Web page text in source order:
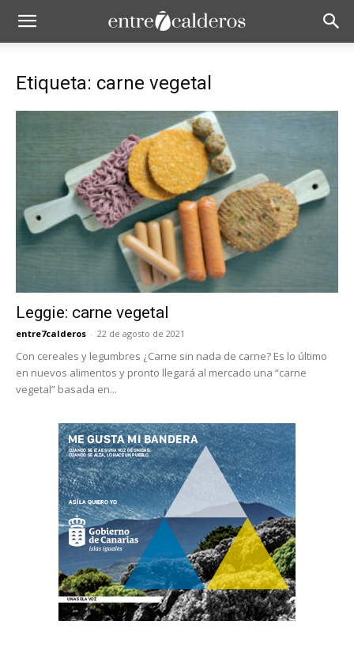
Etiqueta: carne vegetal
Leggie: carne vegetal
entre7calderos - 22 de agosto de 2021
Con cereales y legumbres ¿Carne sin nada de carne? Es lo último
en nuevos alimentos y pronto llegará al mercado una “carne
vegetal” basada en...